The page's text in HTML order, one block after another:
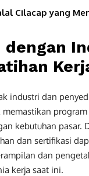
Cilacap yang
dengan
industri dan
kebutuhan pasar.
dan sertifikasi
dan
kerja saat ini.